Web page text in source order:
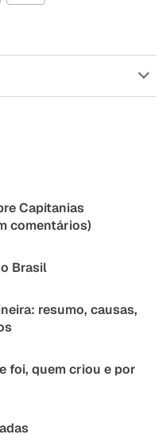
incorreta
que procuro
Capitanias
comentários)
Brasil
resumo, causas,
foi, quem criou e por